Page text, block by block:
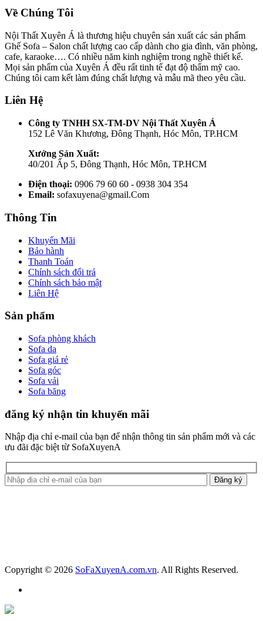
Về Chúng Tôi
Nội Thất Xuyên Á là thương hiệu chuyên sản xuất các sản phẩm
Ghế Sofa – Salon chất lượng cao cấp dành cho gia đình, văn phòng,
cafe, karaoke…. Có nhiều năm kinh nghiệm trong nghề thiết kế.
Mọi sản phẩm của Xuyên Á đều rất tinh tế đạt độ thẩm mỹ cao.
Chúng tôi cam kết làm đúng chất lượng và mẫu mã theo yêu cầu.
Liên Hệ
Công ty TNHH SX-TM-DV Nội Thất Xuyên Á
152 Lê Văn Khương, Đông Thạnh, Hóc Môn, TP.HCM
Xưởng Sản Xuất:
40/201 Ấp 5, Đông Thạnh, Hóc Môn, TP.HCM
Điện thoại: 0906 79 60 60 - 0938 304 354
Email: sofaxuyena@gmail.Com
Thông Tin
Khuyến Mãi
Bảo hành
Thanh Toán
Chính sách đổi trả
Chính sách bảo mật
Liên Hệ
Sản phẩm
Sofa phòng khách
Sofa da
Sofa giá rẻ
Sofa góc
Sofa vải
Sofa băng
đăng ký nhận tin khuyến mãi
Nhập địa chỉ e-mail của bạn để nhận thông tin sản phẩm mới và các
ưu đãi đặc biệt từ SofaXuyenA
Copyright © 2026 SoFaXuyenA.com.vn. All Rights Reserved.